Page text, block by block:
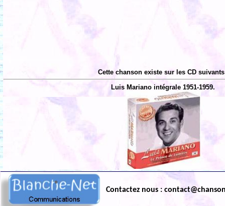
Cette chanson existe sur les CD
Luis Mariano intégrale 1951-1959.
Contactez nous :